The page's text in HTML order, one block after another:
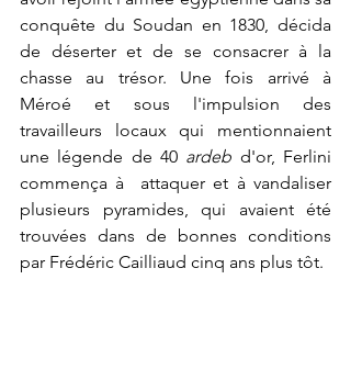
conquête du Soudan en 1830, décida
de déserter et de se consacrer à la
chasse au trésor.
Méroé et sous l'impulsion des
travailleurs locaux qui mentionnaient
une légende de 40 ardeb d'or, Ferlini
commença à  attaquer et à vandaliser
plusieurs pyramides, qui avaient été
trouvées dans de bonnes conditions
par Frédéric Cailliaud cinq ans plus tôt.